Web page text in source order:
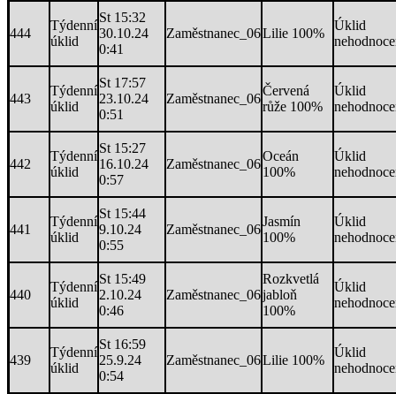
444
Týdenní
úklid
St 15:32
30.10.24
0:41
Zaměstnanec_06Lilie 100%
Úklid
443
Týdenní
úklid
St 17:57
23.10.24
0:51
Zaměstnanec_06
Červená
růže 100%
Úklid
442
Týdenní
úklid
St 15:27
16.10.24
0:57
Zaměstnanec_06
Oceán
100%
Úklid
441
Týdenní
úklid
St 15:44
9.10.24
0:55
Zaměstnanec_06
Jasmín
100%
Úklid
440
Týdenní
úklid
St 15:49
2.10.24
0:46
Zaměstnanec_06
Rozkvetlá
jabloň
100%
Úklid
439
Týdenní
úklid
St 16:59
25.9.24
0:54
Zaměstnanec_06Lilie 100%
Úklid